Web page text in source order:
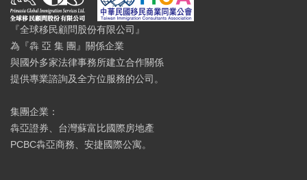
『全球移民顧問股份有限公司』
為『犇 亞 集 團』關係企業
與國外多家法律事務所建立合作關係
提供專業諮詢及全方位服務的公司。
集團企業：
犇亞證券、台灣蘇富比國際房地產
PCBC犇亞商務、安捷國際公寓。